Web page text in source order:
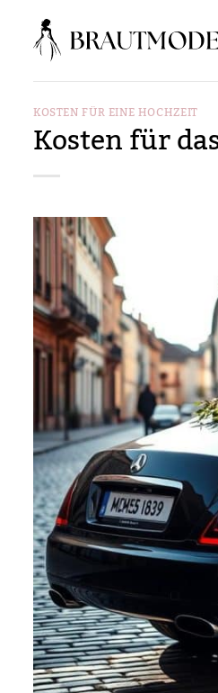
Inhalt
springen
KOSTEN FÜR EINE HOCHZEIT
Kosten für